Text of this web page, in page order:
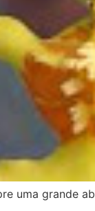
uma grande